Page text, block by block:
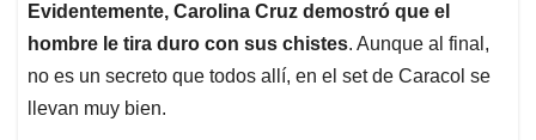
Evidentemente, Carolina Cruz demostró que el
hombre le tira duro con sus chistes. Aunque al final,
no es un secreto que todos allí, en el set de Caracol se
llevan muy bien.